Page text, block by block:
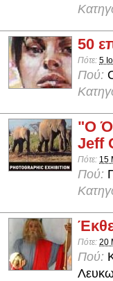
50
Πότε: 5
Πού:
"Ο
Jeff
Πότε: 15
Πού:
Πότε: 20
Πού: